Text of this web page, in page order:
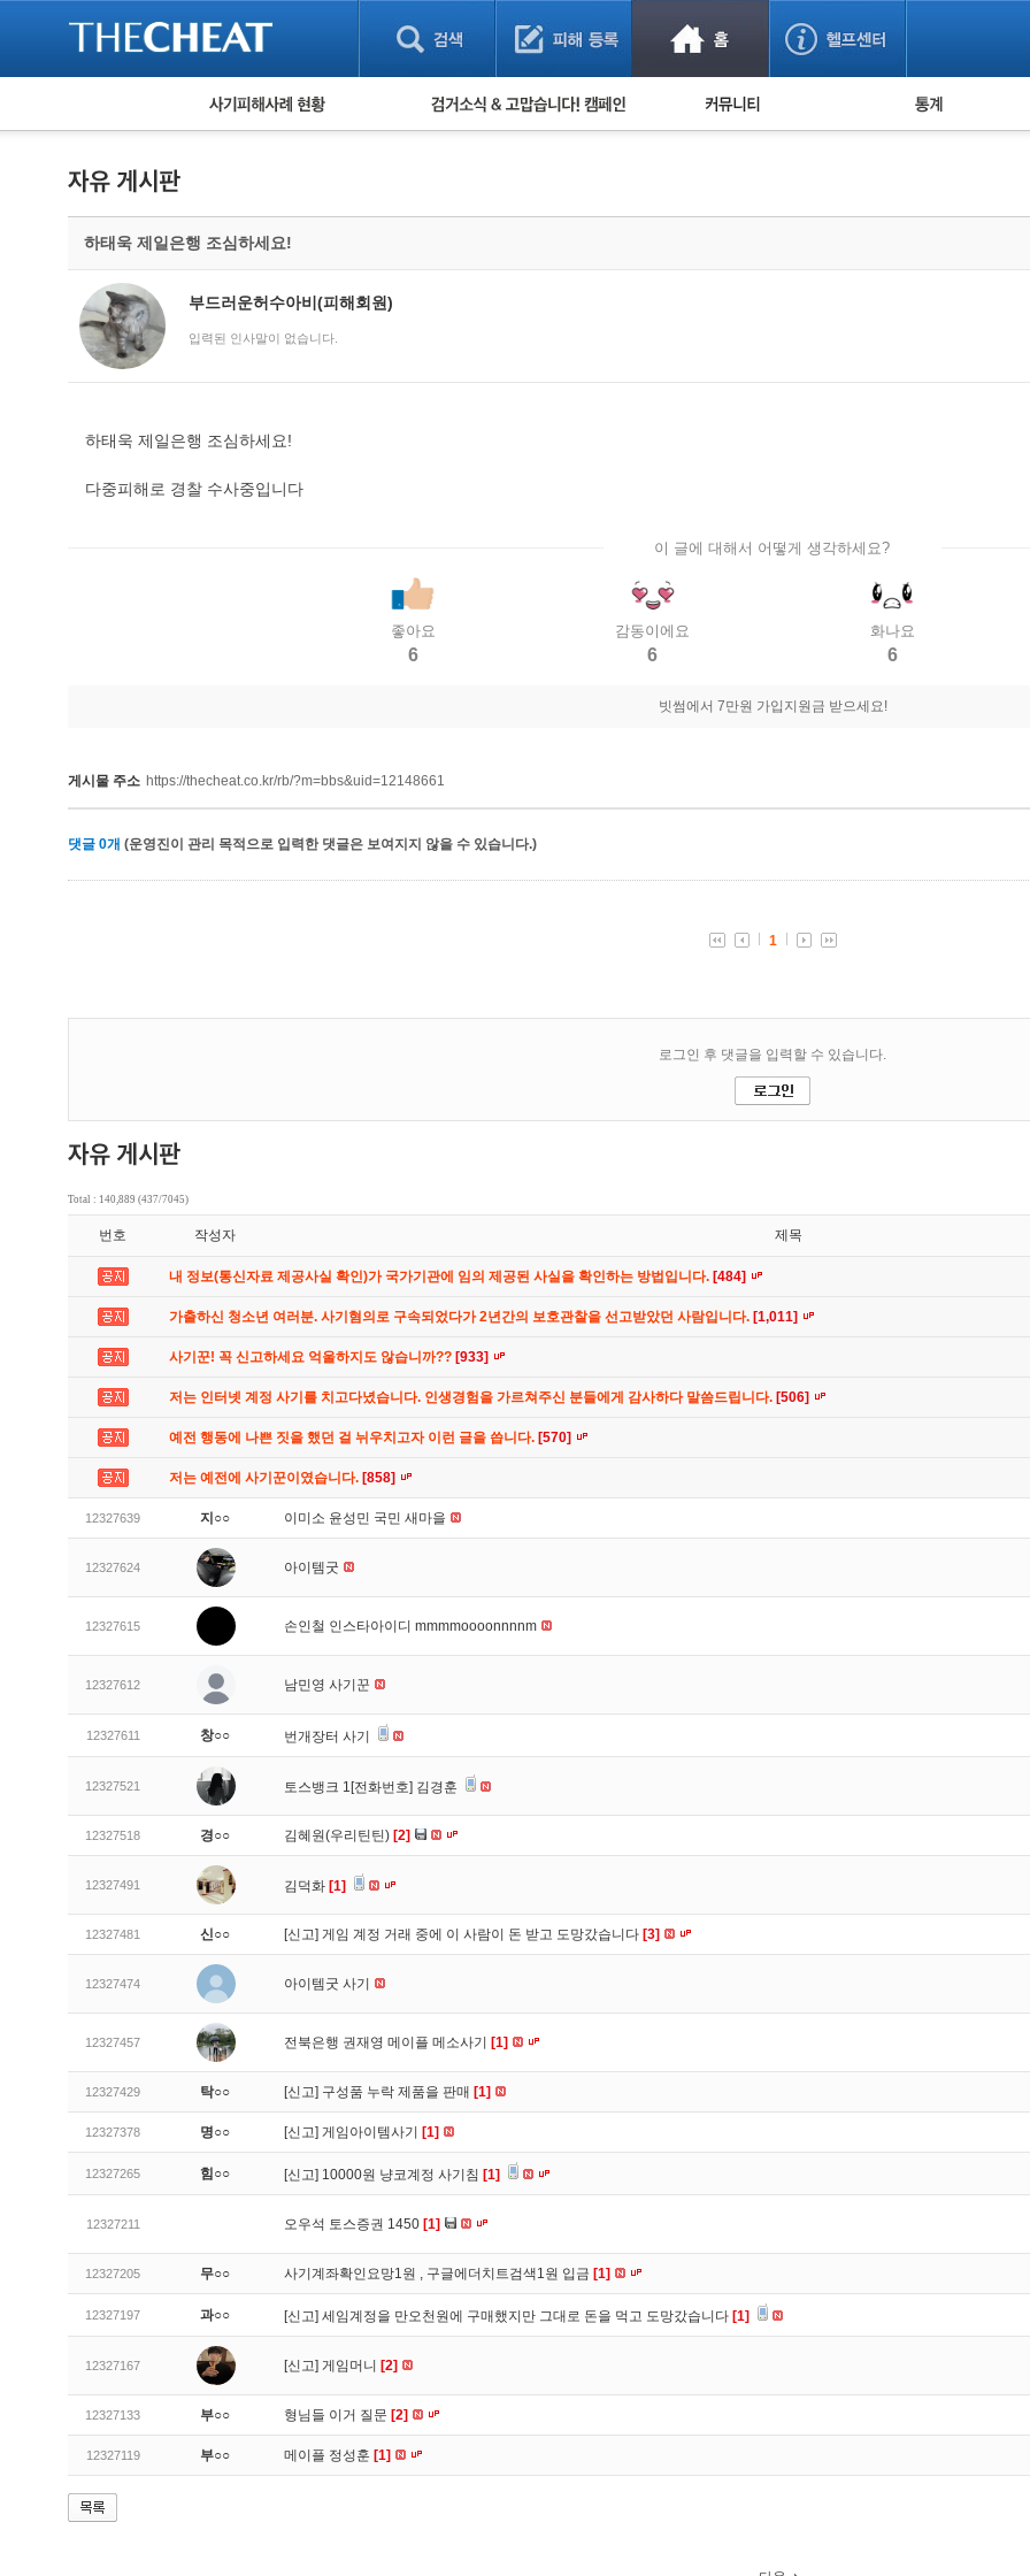
피해사례 현황
보이스피싱 피해사례
유해사이트 목록
비공개 피해사례
워킹홀리데이 피해사례
검거 소식 사기 예방했어요! 누적 피해사례 통계
하태욱 제일은행 조심하세요!
부드러운허수아비(피해회원)
입력된 인사말이 없습니다.
하태욱 제일은행 조심하세요!
다중피해로 경찰 수사중입니다
이 글에 대해서 어떻게 생각하세요?
좋아요
6
감동이에요
6
화나요
6
빗썸에서 7만원 가입지원금 받으세요!
게시물 주소 https://thecheat.co.kr/rb/?m=bbs&uid=12148661
댓글 0개 (운영진이 관리 목적으로 입력한 댓글은 보여지지 않을 수 있습니다.)
Total : 140,889 (437/7045)
번호 작성자 제목
내 정보(통신자료 제공사실 확인)가 국가기관에 임의 제공된 사실을 확인하는 방법입니다. [484]
가출하신 청소년 여러분. 사기혐의로 구속되었다가 2년간의 보호관찰을 선고받았던 사람입니다. [1,011]
사기꾼! 꼭 신고하세요 억울하지도 않습니까?? [933]
저는 인터넷 계정 사기를 치고다녔습니다. 인생경험을 가르쳐주신 분들에게 감사하다 말씀드립니다. [506]
예전 행동에 나쁜 짓을 했던 걸 뉘우치고자 이런 글을 씁니다. [570]
저는 예전에 사기꾼이였습니다. [858]
12327639 지○○ 이미소 윤성민 국민 새마을
12327624 아이템굿
12327615 손인철 인스타아이디 mmmmoooonnnnm
12327612 남민영 사기꾼
12327611 창○○ 번개장터 사기
12327521 토스뱅크 1[전화번호] 김경훈
12327518 경○○ 김혜원(우리틴틴) [2]
12327491 김덕화 [1]
12327481 신○○ [신고] 게임 계정 거래 중에 이 사람이 돈 받고 도망갔습니다 [3]
12327474 아이템굿 사기
12327457 전북은행 권재영 메이플 메소사기 [1]
12327429 탁○○ [신고] 구성품 누락 제품을 판매 [1]
12327378 명○○ [신고] 게임아이템사기 [1]
12327265 힘○○ [신고] 10000원 냥코계정 사기침 [1]
12327211 오우석 토스증권 1450 [1]
12327205 무○○ 사기계좌확인요망1원 , 구글에더치트검색1원 입금 [1]
12327197 과○○ [신고] 세임계정을 만오천원에 구매했지만 그대로 돈을 먹고 도망갔습니다 [1]
12327167 [신고] 게임머니 [2]
12327133 부○○ 형님들 이거 질문 [2]
12327119 부○○ 메이플 정성훈 [1]